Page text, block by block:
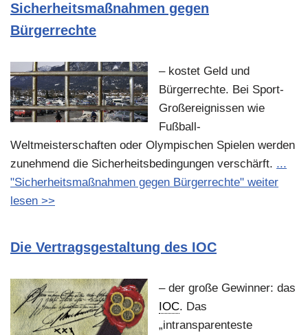
Sicherheitsmaßnahmen gegen
Bürgerrechte
– kostet Geld und
Bürgerrechte. Bei Sport-
Großereignissen wie
Fußball-
Weltmeisterschaften oder Olympischen Spielen werden
zunehmend die Sicherheitsbedingungen verschärft. ...
"Sicherheitsmaßnahmen gegen Bürgerrechte" weiter
lesen >>
Die Vertragsgestaltung des IOC
– der große Gewinner: das
IOC. Das
„intransparenteste